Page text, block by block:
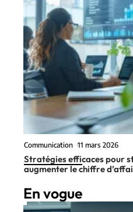
Communication 11 mars 2026
Stratégies efficaces pour
augmenter le chiffre
En vogue